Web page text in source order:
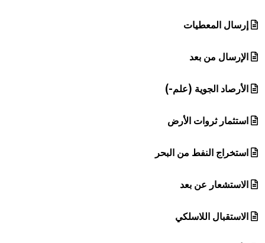
إرسال المعطيات
الإرسال من بعد
الأرصاد الجوية (علم-)
استثمار ثروات الأرض
استخراج النفط من البحر
الاستشعار عن بعد
الاستقبال اللاسلكي